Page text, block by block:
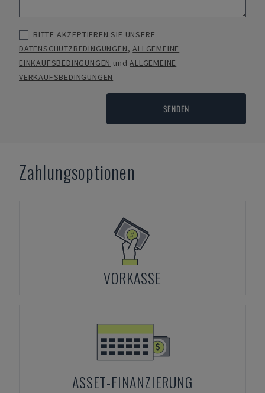
BITTE AKZEPTIEREN SIE UNSERE
DATENSCHUTZBEDINGUNGEN,ALLGEMEINE
EINKAUFSBEDINGUNGEN undALLGEMEINE
VERKAUFSBEDINGUNGEN
SENDEN
Zahlungsoptionen
VORKASSE
ASSET-FINANZIERUNG